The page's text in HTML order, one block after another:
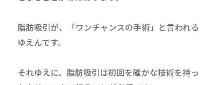
脂肪吸引が、「ワンチャンスの手術」と言われる
ゆえんです。
それゆえに、脂肪吸引は初回を確かな技術を持っ